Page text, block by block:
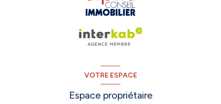
VOTRE ESPACE
Espace propriétaire